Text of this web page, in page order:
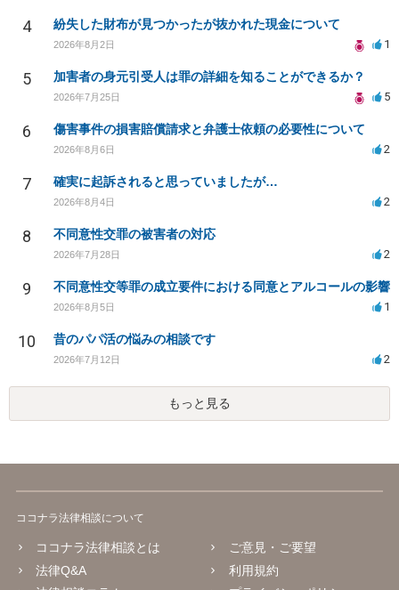
4 紛失した財布が見つかったが抜かれた現金について
2026年8月2日 1
5 加害者の身元引受人は罪の詳細を知ることができるか？
2026年7月25日 5
6 傷害事件の損害賠償請求と弁護士依頼の必要性について
2026年8月6日 2
7 確実に起訴されると思っていましたが…
2026年8月4日 2
8 不同意性交罪の被害者の対応
2026年7月28日 2
9 不同意性交等罪の成立要件における同意とアルコールの影響
2026年8月5日 1
10 昔のパパ活の悩みの相談です
2026年7月12日 2
もっと見る
ココナラ法律相談について
ココナラ法律相談とは
法律Q&A
ご意見・ご要望
利用規約